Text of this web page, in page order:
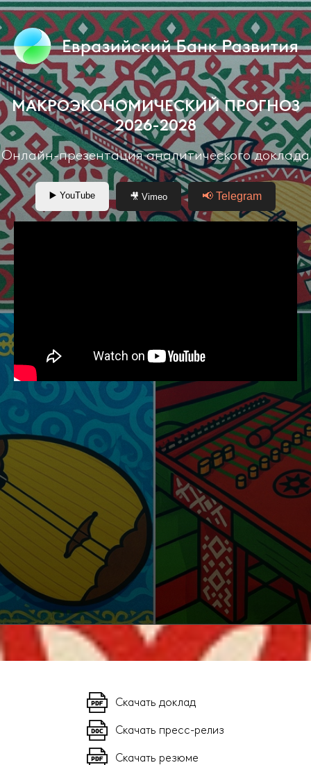
МАКРОЭКОНОМИЧЕСКИЙ ПРОГНОЗ
2026-2028
Онлайн-презентация аналитического доклада
▶️ YouTube 🎥 Vimeo 📢 Telegram
Скачать доклад
Скачать пресс-релиз
Скачать резюме